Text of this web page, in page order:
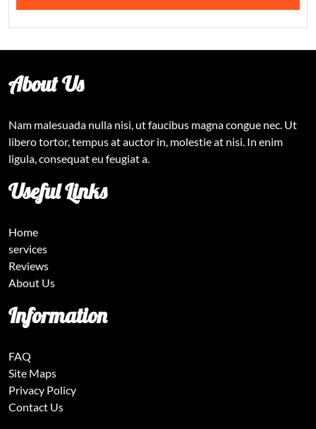
About Us
Nam malesuada nulla nisi, ut faucibus magna congue nec. Ut
libero tortor, tempus at auctor in, molestie at nisi. In enim
ligula, consequat eu feugiat a.
Useful Links
Home
services
Reviews
About Us
Information
FAQ
Site Maps
Privacy Policy
Contact Us